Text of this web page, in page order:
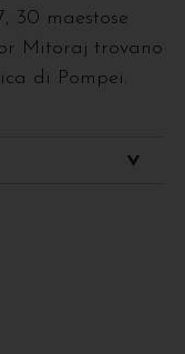
30 maestose
Mitoraj trovano
di Pompei.